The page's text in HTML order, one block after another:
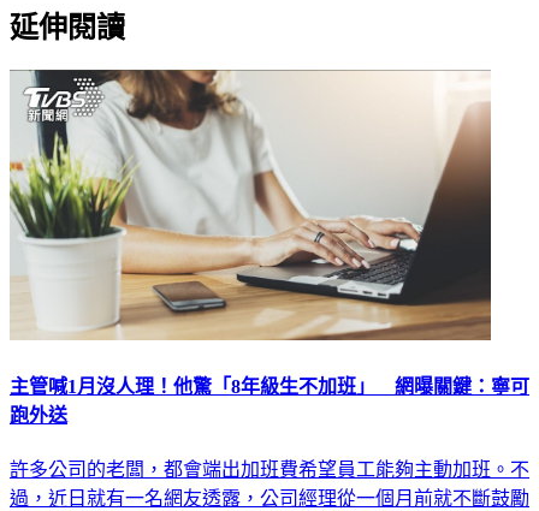
延伸閱讀
主管喊1月沒人理！他驚「8年級生不加班」 網曝關鍵：寧可
跑外送
許多公司的老闆，都會端出加班費希望員工能夠主動加班。不
過，近日就有一名網友透露，公司經理從一個月前就不斷鼓勵